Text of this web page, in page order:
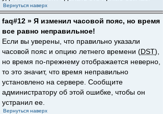
Вернуться наверх
faq#12 » Я изменил часовой пояс, но время
все равно неправильное!
Если вы уверены, что правильно указали
часовой пояс и опцию летнего времени (DST),
но время по-прежнему отображается неверно,
то это значит, что время неправильно
установлено на сервере. Сообщите
администратору об этой ошибке, чтобы он
устранил ее.
Вернуться наверх